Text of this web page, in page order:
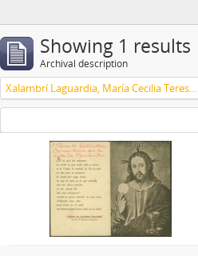
Showing 1 results
Archival description
Xalambrí Laguardia, María Cecilia Teresita